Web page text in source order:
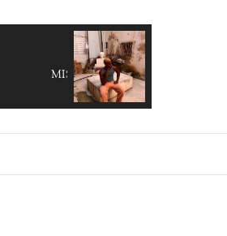
MISS 600 - Ladies Do